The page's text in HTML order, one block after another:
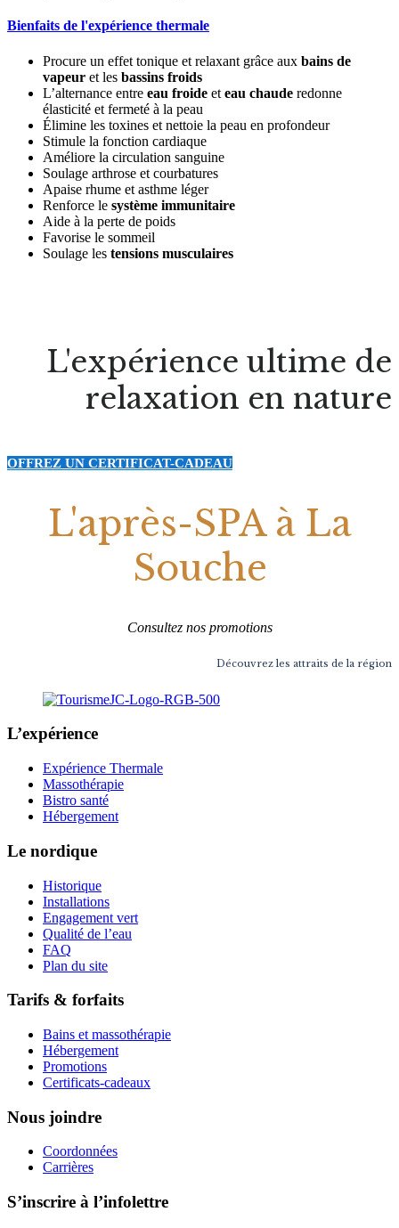
Bienfaits de l'expérience thermale
Procure un effet tonique et relaxant grâce aux bains de
vapeur et les bassins froids
L’alternance entre eau froide et eau chaude redonne
élasticité et fermeté à la peau
Élimine les toxines et nettoie la peau en profondeur
Stimule la fonction cardiaque
Améliore la circulation sanguine
Soulage arthrose et courbatures
Apaise rhume et asthme léger
Renforce le système immunitaire
Aide à la perte de poids
Favorise le sommeil
Soulage les tensions musculaires
L'expérience ultime de
relaxation en nature
OFFREZ UN CERTIFICAT-CADEAU
L'après-SPA à La
Souche
Consultez nos promotions
Découvrez les attraits de la région
L’expérience
Expérience Thermale
Massothérapie
Bistro santé
Hébergement
Le nordique
Historique
Installations
Engagement vert
Qualité de l’eau
FAQ
Plan du site
Tarifs & forfaits
Bains et massothérapie
Hébergement
Promotions
Certificats-cadeaux
Nous joindre
Coordonnées
Carrières
S’inscrire à l’infolettre